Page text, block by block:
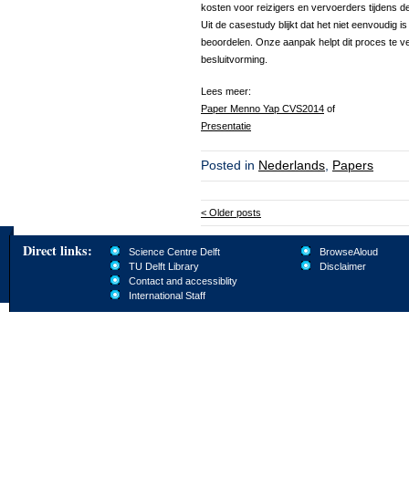
kosten voor reizigers en vervoerders tijdens
Uit de casestudy blijkt dat het niet eenvoudig
beoordelen. Onze aanpak helpt dit proces te
besluitvorming.
Lees meer:
Paper Menno Yap CVS2014 of
Presentatie
Posted in Nederlands Papers
< Older posts
Direct links:
Science Centre Delft
TU Delft Library
Contact and accessiblity
International Staff
BrowseAloud
Disclaimer